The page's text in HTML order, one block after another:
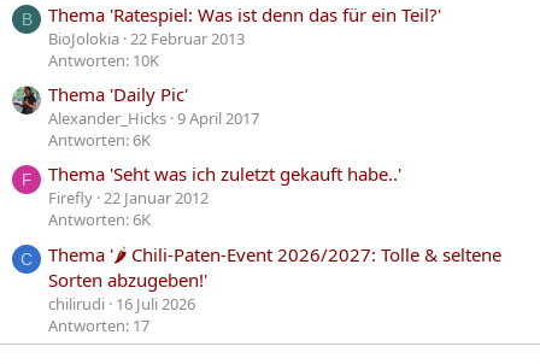
B Thema 'Ratespiel: Was ist denn das für ein Teil?'
BioJolokia 22 Februar 2013
Antworten: 10K
Thema 'Daily Pic'
Alexander_Hicks 9 April 2017
Antworten: 6K
F Thema 'Seht was ich zuletzt gekauft habe..'
Firefly 22 Januar 2012
Antworten: 6K
C
Thema '🌶️ Chili-Paten-Event 2026/2027: Tolle & seltene
Sorten abzugeben!'
chilirudi 16 Juli 2026
Antworten: 17